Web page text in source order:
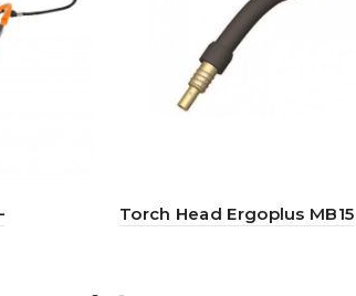
Torch Head Ergoplus MB15